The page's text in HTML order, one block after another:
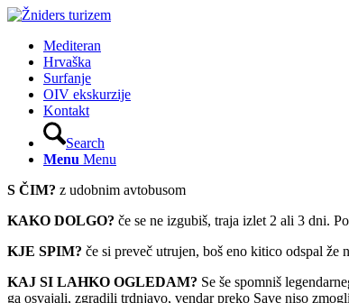
Mediteran
Hrvaška
Surfanje
OIV ekskurzije
Kontakt
Search
Menu Menu
S ČIM? z udobnim avtobusom
KAKO DOLGO? če se ne izgubiš, traja izlet 2 ali 3 dni.
KJE SPIM? če si preveč utrujen, boš eno kitico odspal že
KAJ SI LAHKO OGLEDAM? Se še spomniš
ga osvajali, zgradili trdnjavo, vendar preko Save niso